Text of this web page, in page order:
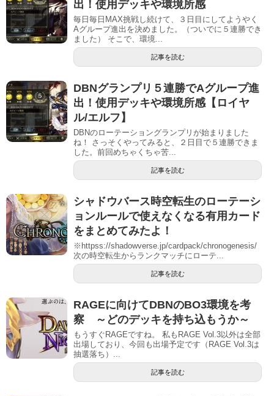
出！使用デッキや環境所感
毎日毎日MAX挑戦し続けて、３日目にしてようやく
Aグループ進出を決めました。（ついでに５連勝でき
ました） そこで、環境...
記事を読む
DBNグランプリ５連勝でAグループ進
出！使用デッキや環境所感【ロイヤ
ル/エルフ】
DBNのローテーショングランプリが始まりました
ね！ さっそくやってみると、２日目で５連勝できま
した。前回めちゃくちゃ苦...
記事を読む
シャドウバース時空転生のローテーシ
ョンルールで使えなくなる有用カード
をまとめてみたよ！
※httpss://shadowverse.jp/cardpack/chronogenesis/
次の時空転生からランクマッチにローテ...
記事を読む
RAGEに向けてDBNのBO3環境を考
察 ～どのデッキを持ち込もうか～
もうすぐRAGEですね。 私もRAGE Vol.3以外は全部
出場しており、今回も出場予定です（RAGE Vol.3は
抽選落ち）...
記事を読む